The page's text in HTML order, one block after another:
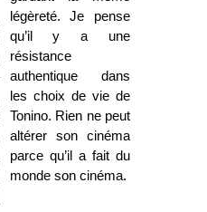
légèreté. Je pense
qu’il y a une
résistance
authentique dans
les choix de vie de
Tonino. Rien ne peut
altérer son cinéma
parce qu’il a fait du
monde son cinéma.